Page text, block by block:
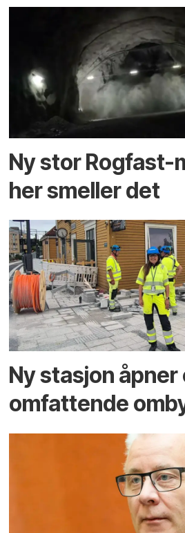
Ny stor Rogfast-
her smeller det
Ny stasjon
omfattende